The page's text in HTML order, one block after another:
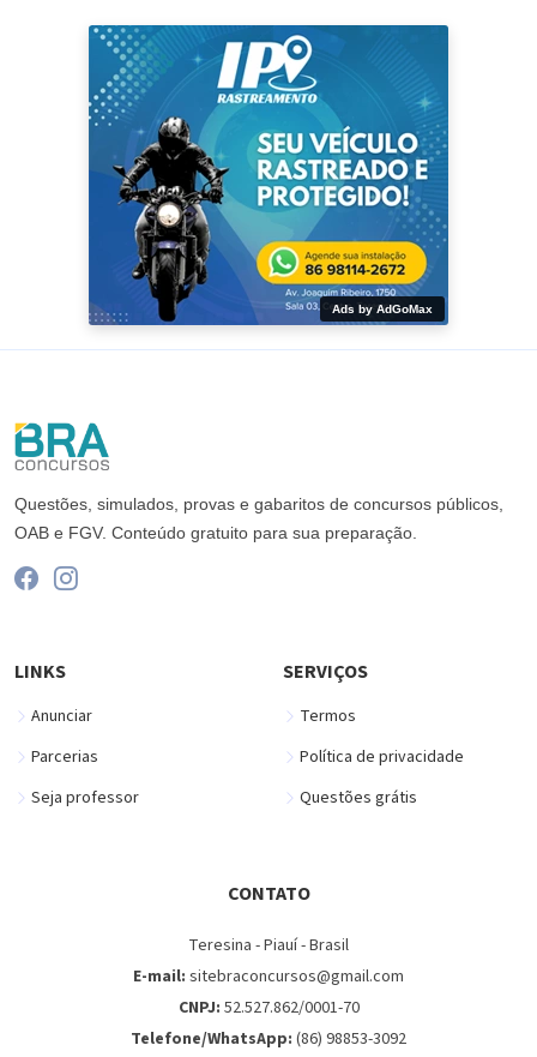
Ads by AdGoMax
Questões, simulados, provas e gabaritos de concursos públicos,
OAB e FGV. Conteúdo gratuito para sua preparação.
LINKS
Anunciar
Parcerias
Seja professor
SERVIÇOS
Termos
Política de privacidade
Questões grátis
CONTATO
Teresina - Piauí - Brasil
E-mail: sitebraconcursos@gmail.com
CNPJ: 52.527.862/0001-70
Telefone/WhatsApp: (86) 98853-3092